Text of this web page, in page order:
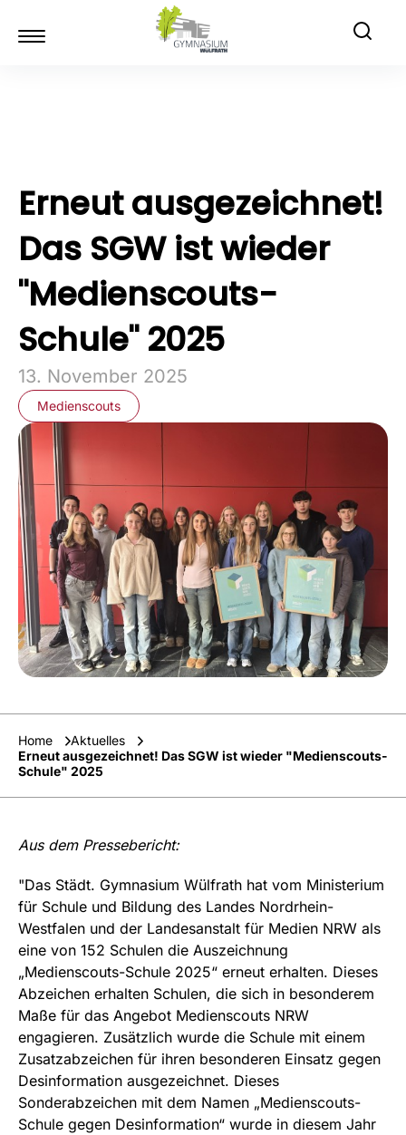
Erneut ausgezeichnet!
Das SGW ist wieder
"Medienscouts-
Schule" 2025
13. November 2025
Medienscouts
Home
Aktuelles
Erneut ausgezeichnet! Das SGW ist wieder "Medienscouts-
Schule" 2025
Aus dem Pressebericht:
"Das Städt. Gymnasium Wülfrath hat vom Ministerium
für Schule und Bildung des Landes Nordrhein-
Westfalen und der Landesanstalt für Medien NRW als
eine von 152 Schulen die Auszeichnung
„Medienscouts-Schule 2025“ erneut erhalten. Dieses
Abzeichen erhalten Schulen, die sich in besonderem
Maße für das Angebot Medienscouts NRW
engagieren. Zusätzlich wurde die Schule mit einem
Zusatzabzeichen für ihren besonderen Einsatz gegen
Desinformation ausgezeichnet. Dieses
Sonderabzeichen mit dem Namen „Medienscouts-
Schule gegen Desinformation“ wurde in diesem Jahr